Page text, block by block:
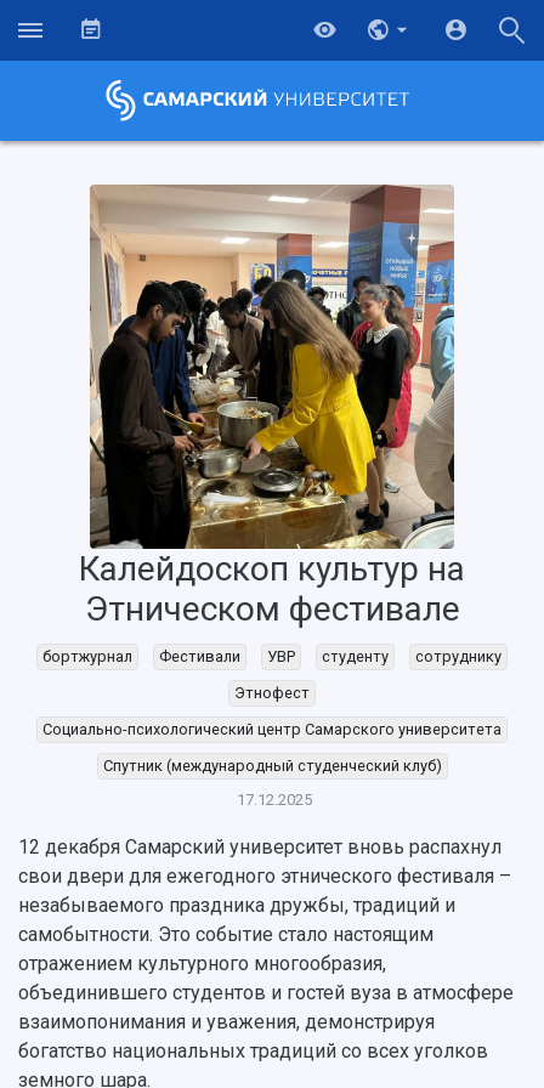
Ключевые факты
Рейтинги
Руководство
Наблюдательный совет
Попечительский совет
Ученый совет
Ректорат
Бортжурнал
Объявления
События
СМИ об университете
Пресс-центр
Газета "Полет"
Газета "Самарский университет"
Абитуриенту
Бакалавриат и специалитет
Магистратура
Аспирантура
Формы обучения
Учебные планы
Дополнительное образование
Институты и факультеты
Научно-исследовательская деятельность
Научные школы и ведущие научные коллективы
Диссертационные советы
Подготовка научных кадров
Конкурс на замещение должностей научных
работников
Научно-технический совет
Научные проекты и темы
Калейдоскоп культур на
Этническом фестивале
бортжурнал Фестивали УВР студенту
сотруднику
Этнофест
Социально-психологический центр Самарского университета
Спутник (международный студенческий клуб)
17.12.2025
12 декабря Самарский университет вновь распахнул
свои двери для ежегодного этнического фестиваля –
незабываемого праздника дружбы, традиций и
самобытности. Это событие стало настоящим
отражением культурного многообразия,
объединившего студентов и гостей вуза в атмосфере
взаимопонимания и уважения, демонстрируя
богатство национальных традиций со всех уголков
земного шара.